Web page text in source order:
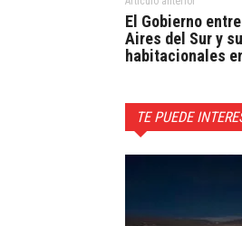
El Gobierno
Aires del Sur y
habitacionales
TE PUEDE